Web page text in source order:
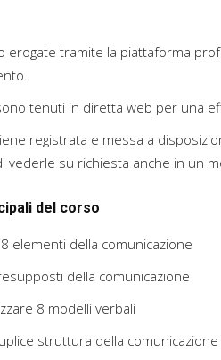
erogate tramite la piattaforma
tenuti in diretta web per una
registrata e messa a
vederle su richiesta anche in un
del corso
elementi della comunicazione
della comunicazione
8 modelli verbali
struttura della comunicazione